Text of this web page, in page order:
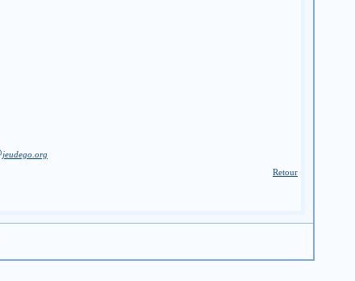
jeudego.org
Retour